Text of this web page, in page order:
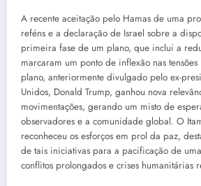
A recente aceitação pelo Hamas de uma
reféns e a declaração de Israel sobre a
primeira fase de um plano, que inclui a
marcaram um ponto de inflexão nas
plano, anteriormente divulgado pelo ex-
Unidos, Donald Trump, ganhou nova
movimentações, gerando um misto de
observadores e a comunidade global. O
reconheceu os esforços em prol da paz,
de tais iniciativas para a pacificação de
conflitos prolongados e crises humanitárias